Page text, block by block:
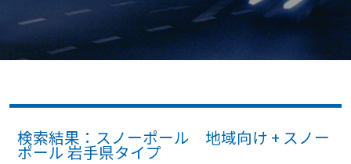
検索結果：スノーポール 地域向け + スノー
ポール 岩手県タイプ